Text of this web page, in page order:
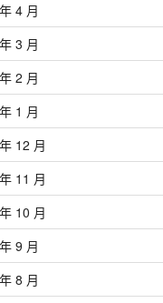
4 月
3 月
2 月
1 月
12 月
11 月
10 月
9 月
8 月